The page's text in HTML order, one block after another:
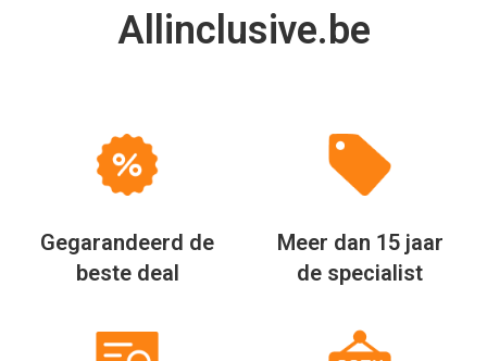
Allinclusive.be
Gegarandeerd de
beste deal
Meer dan 15 jaar
de specialist